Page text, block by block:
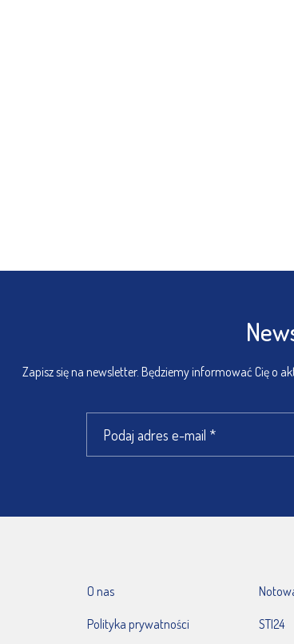
Zapisz się na newsletter. Będziemy informować Cię o
O nas
Polityka prywatności STI24